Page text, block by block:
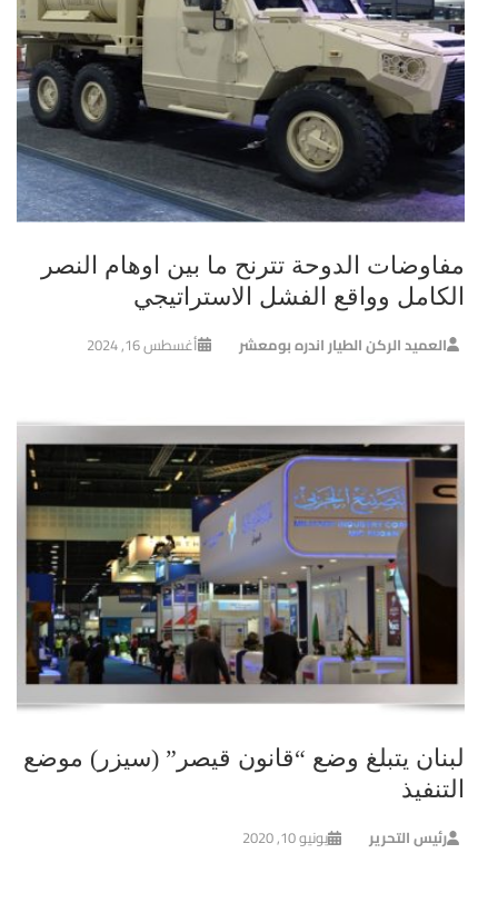
مفاوضات الدوحة تترنح ما بين اوهام النصر
الكامل وواقع الفشل الاستراتيجي
العميد الركن الطيار اندره بومعشر أغسطس 16, 2024
لبنان يتبلغ وضع “قانون قيصر” (سيزر) موضع
التنفيذ
رئيس التحرير يونيو 10, 2020